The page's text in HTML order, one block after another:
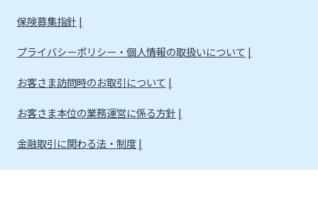
保険募集指針
プライバシーポリシー・個人情報の取扱いについて
お客さま訪問時のお取引について
お客さま本位の業務運営に係る方針
金融取引に関わる法・制度
金融取引に関わる方針